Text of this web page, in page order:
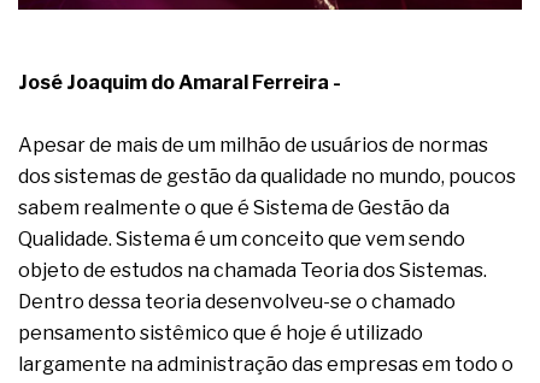
O tratamento médico da síndrome da fadiga
calvície
positivo
hidráulicas de concreto de obras
O movimento regular reduz em 19% o risco de
morte precoce e melhora o metabolismo
O desenvolvimento de indicadores nas atividades
O desenho industrial ganha espaço como
estratégia competitiva nas empresas
As variações dimensionais dos produtos de
José Joaquim do Amaral Ferreira -
Apesar de mais de um milhão de usuários de normas
dos sistemas de gestão da qualidade no mundo, poucos
sabem realmente o que é Sistema de Gestão da
Qualidade. Sistema é um conceito que vem sendo
objeto de estudos na chamada Teoria dos Sistemas.
Dentro dessa teoria desenvolveu-se o chamado
pensamento sistêmico que é hoje é utilizado
largamente na administração das empresas em todo o